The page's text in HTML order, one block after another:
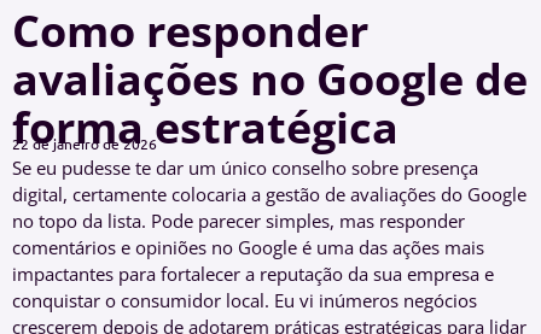
Como responder
avaliações no Google de
forma estratégica
22 de janeiro de 2026
Se eu pudesse te dar um único conselho sobre presença
digital, certamente colocaria a gestão de avaliações do Google
no topo da lista. Pode parecer simples, mas responder
comentários e opiniões no Google é uma das ações mais
impactantes para fortalecer a reputação da sua empresa e
conquistar o consumidor local. Eu vi inúmeros negócios
crescerem depois de adotarem práticas estratégicas para lidar